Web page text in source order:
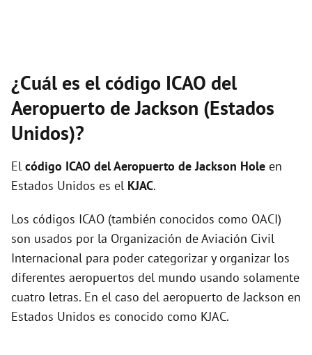
¿Cuál es el código ICAO del
Aeropuerto de Jackson (Estados
Unidos)?
El código ICAO delAeropuerto de Jackson Hole en
Estados Unidos es el KJAC.
Los códigos ICAO (también conocidos como OACI)
son usados por la Organización de Aviación Civil
Internacional para poder categorizar y organizar los
diferentes aeropuertos del mundo usando solamente
cuatro letras. En el caso del aeropuerto de Jackson en
Estados Unidos es conocido como KJAC.